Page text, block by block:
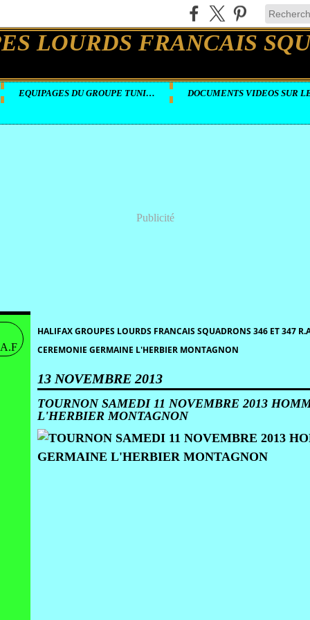
EQUIPAGES DU GROUPE TUNISIE
Publicité
HALIFAX GROUPES LOURDS FRANCAIS SQUADRONS 346 ET 347
CEREMONIE GERMAINE L'HERBIER MONTAGNON
13 NOVEMBRE 2013
TOURNON SAMEDI 11 NOVEMBRE 2013
L'HERBIER MONTAGNON